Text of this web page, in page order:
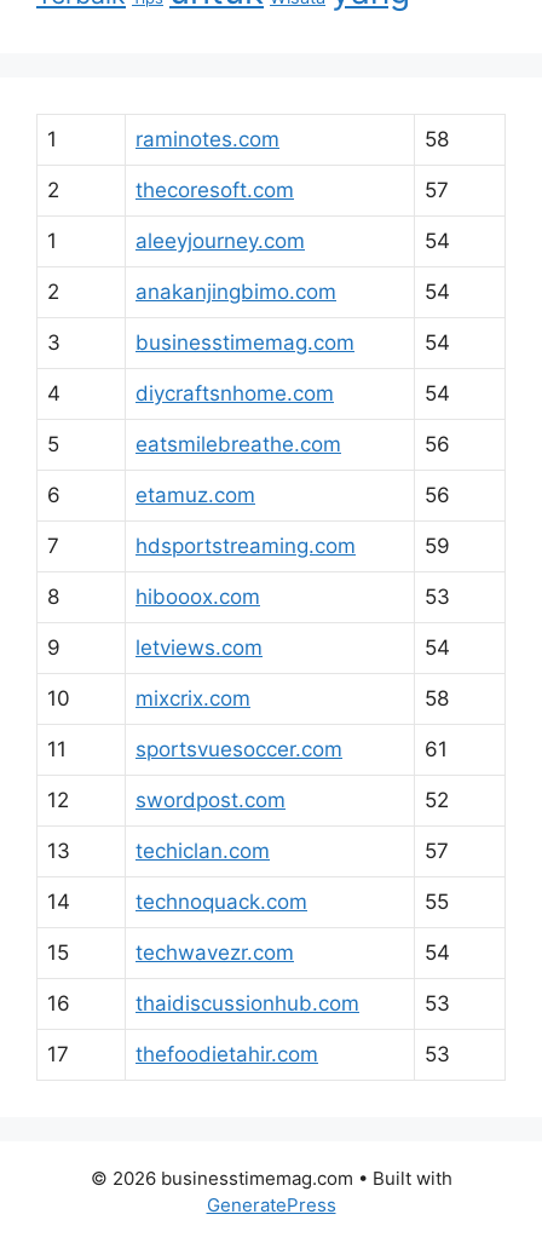
1 raminotes.com 58
2 thecoresoft.com 57
1 aleeyjourney.com 54
2 anakanjingbimo.com 54
3 businesstimemag.com 54
4 diycraftsnhome.com 54
5 eatsmilebreathe.com 56
6 etamuz.com 56
7 hdsportstreaming.com 59
8 hibooox.com 53
9 letviews.com 54
10 mixcrix.com 58
11 sportsvuesoccer.com 61
12 swordpost.com 52
13 techiclan.com 57
14 technoquack.com 55
15 techwavezr.com 54
16 thaidiscussionhub.com 53
17 thefoodietahir.com 53
© 2026 businesstimemag.com • Built with
GeneratePress